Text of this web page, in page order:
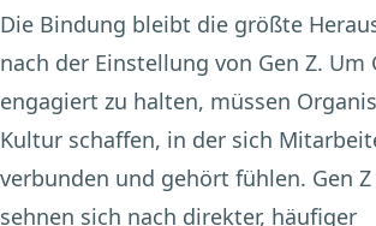
Die Bindung bleibt die größte
nach der Einstellung von Gen Z. Um
engagiert zu halten, müssen
Kultur schaffen, in der sich
verbunden und gehört fühlen. Gen
sehnen sich nach direkter, häufiger